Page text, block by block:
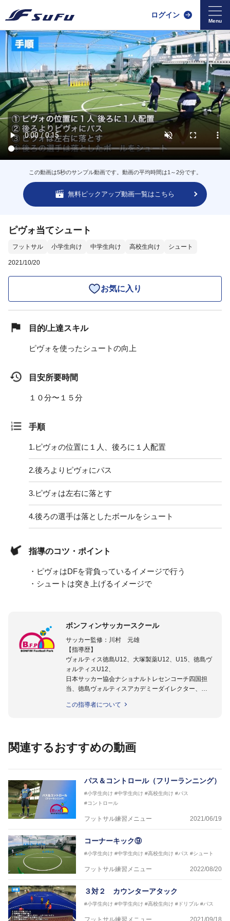
ログイン
この動画は5秒のサンプル動画です。動画の平均時間は1～2分です。
無料ピックアップ動画一覧はこちら
ピヴォ当てシュート
フットサル 小学生向け 中学生向け 高校生向け シュート
2021/10/20
お気に入り
目的/上達スキル
ピヴォを使ったシュートの向上
目安所要時間
１０分〜１５分
手順
1.ピヴォの位置に１人、後ろに１人配置
2.後ろよりピヴォにパス
3.ピヴォは左右に落とす
4.後ろの選手は落としたボールをシュート
指導のコツ・ポイント
・ピヴォはDFを背負っているイメージで行う
・シュートは突き上げるイメージで
ボンフィンサッカースクール
サッカー監修：川村 元雄
【指導歴】
ヴォルティス徳島U12、大塚製薬U12、U15、徳島ヴ
ォルティスU12、
日本サッカー協会ナショナルトレセンコーチ四国担
当、徳島ヴォルティスアカデミーダイレクター、
日本サッカー協会公認B級養成講習会インストラクタ
協会公認キッズリーダーチーフインストラクター
【指導歴】
FリーグU23選抜監督、ミャンマー女子フットサル代
表監督
日本サッカー協会フットサルインストラクター、AFC
（アジアサッカー連盟）フットサルインストラクター
JFA公認A級コーチジェネラルライセンス・JFA公認フ
ットサルB級コーチライセンス
【指導歴】
ASV ペスカドーラ町田 監督、FC VIGORE 監督
【資格】
日本サッカー協会公認B級ライセンス・日本サッカー
協会公認フットサルB級ライセンス
この指導者について
関連するおすすめの動画
パス＆コントロール（フリーランニング）
#小学生向け #中学生向け #高校生向け #パス
#コントロール
フットサル練習メニュー 2021/06/19
コーナーキック⑨
#小学生向け #中学生向け #高校生向け #パス #シュート
フットサル練習メニュー 2022/08/20
３対２ カウンターアタック
#小学生向け #中学生向け #高校生向け #ドリブル #パス
フットサル練習メニュー 2021/09/18